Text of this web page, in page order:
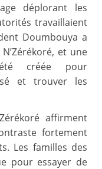
déplorant les
travaillaient
Doumbouya a
et une
créée pour
et trouver les
affirment
fortement
Les familles des
pour essayer de